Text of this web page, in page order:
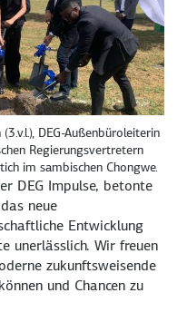
DEG-Außenbüroleiterin
Regierungsvertretern
im sambischen Chongwe.
DEG Impulse, betonte
neue
Entwicklung
unerlässlich. Wir freuen
zukunftsweisende
und Chancen zu